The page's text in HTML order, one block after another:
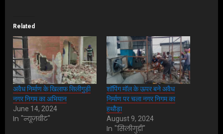
Related
अवैध निर्माण के खिलाफ सिलीगुड़ी
नगर निगम का अभियान
June 14, 2024
In "न्यूज़बीट"
शॉपिंग मॉल के ऊपर बने अवैध
निर्माण पर चला नगर निगम का
हथौड़ा
August 9, 2024
In "सिलीगुड़ी"